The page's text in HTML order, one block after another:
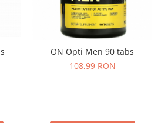
ON Opti Men 90 tabs
108,99 RON